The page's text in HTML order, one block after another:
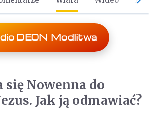
DEON Modlitwa
się Nowenna do
Jak ją odmawiać?